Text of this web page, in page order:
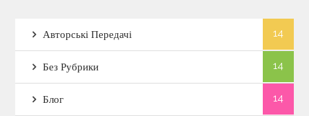
Авторські Передачі 14
Без Рубрики 14
Блог 14